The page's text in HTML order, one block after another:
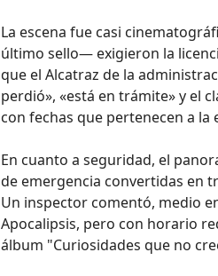
La escena fue casi
último sello— exigieron la
que el Alcatraz de la
perdió», «está en trámite» y el
con fechas que pertenecen a la
En cuanto a seguridad, el
de emergencia convertidas en
Un inspector comentó, medio
Apocalipsis, pero con horario
álbum "Curiosidades que no